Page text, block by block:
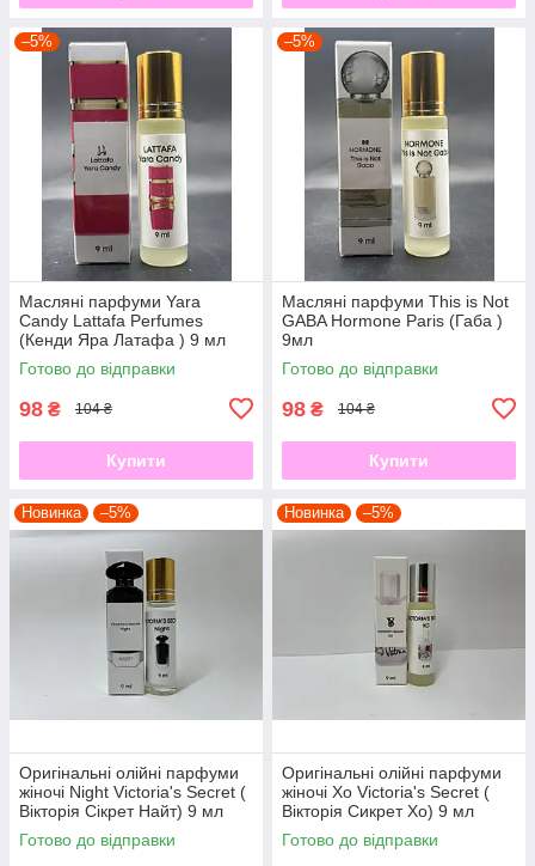
–5%
Масляні парфуми Yara
Candy Lattafa Perfumes
(Кенди Яра Латафа ) 9 мл
Готово до відправки
98 ₴ 104 ₴
Купити
–5%
Масляні парфуми This is Not
GABA Hormone Paris (Габа )
9мл
Готово до відправки
98 ₴ 104 ₴
Купити
Новинка –5%
Оригінальні олійні парфуми
жіночі Night Victoria's Secret (
Вікторія Сікрет Найт) 9 мл
Готово до відправки
Новинка –5%
Оригінальні олійні парфуми
жіночі Xo Victoria's Secret (
Вікторія Сикрет Хо) 9 мл
Готово до відправки